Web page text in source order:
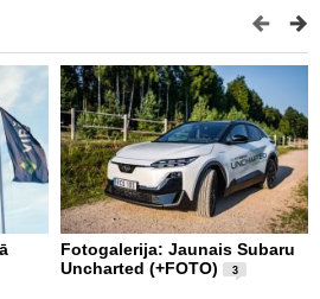
Fotogalerija: Jaunais Subaru
Uncharted (+FOTO)
3